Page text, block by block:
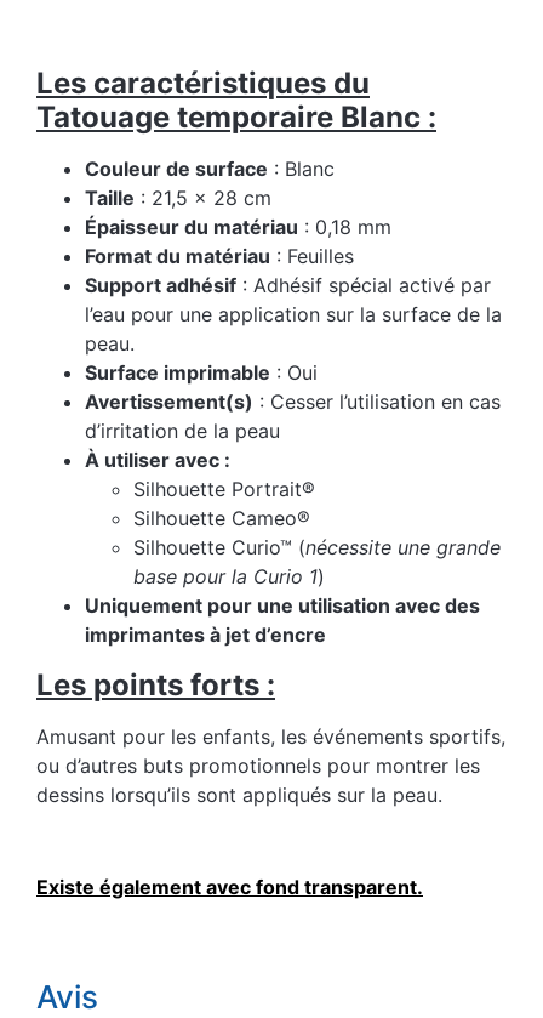
Les caractéristiques du
Tatouage temporaire Blanc :
Couleur de surface : Blanc
Taille : 21,5 x 28 cm
Épaisseur du matériau : 0,18 mm
Format du matériau : Feuilles
Support adhésif : Adhésif spécial activé par
l’eau pour une application sur la surface de la
peau.
Surface imprimable : Oui
Avertissement(s) : Cesser l’utilisation en cas
d’irritation de la peau
À utiliser avec :
Silhouette Portrait®
Silhouette Cameo®
Silhouette Curio™ (nécessite une grande
base pour la Curio 1)
Uniquement pour une utilisation avec des
imprimantes à jet d’encre
Les points forts :
Amusant pour les enfants, les événements sportifs,
ou d’autres buts promotionnels pour montrer les
dessins lorsqu’ils sont appliqués sur la peau.
Existe également avec fond transparent.
Avis